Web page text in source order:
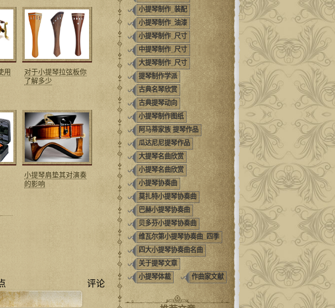
用
对于小提琴拉弦板你
了解多少
小提琴肩垫其对演奏
的影响
评论
小提琴制作_装配
小提琴制作_油漆
小提琴制作_尺寸
中提琴制作_尺寸
大提琴制作_尺寸
提琴制作学派
古典名琴欣赏
古典提琴动向
小提琴制作图纸
阿马蒂家族 提琴作品
瓜达尼尼提琴作品
大提琴名曲欣赏
小提琴名曲欣赏
小提琴协奏曲
莫扎特小提琴协奏曲
巴赫小提琴协奏曲
贝多芬小提琴协奏曲
维瓦尔第小提琴协奏曲_四季
四大小提琴协奏曲名曲
关于提琴文章
小提琴体裁
作曲家文献